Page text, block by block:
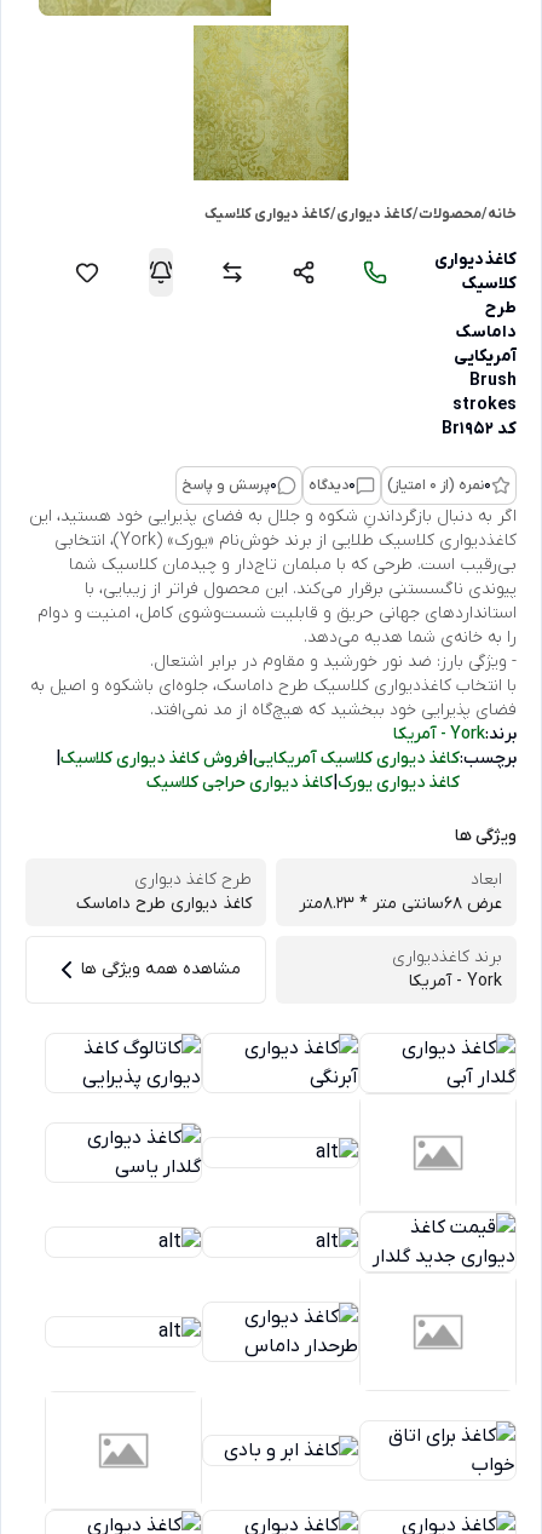
خانه/محصولات/کاغذ دیواری/کاغذ دیواری کلاسیک
کاغذدیواری
کلاسیک
طرح
داماسک
آمریکایی
Brush
strokes
کد Br1952
0نمره (از 0 امتیاز) 0دیدگاه 0پرسش و پاسخ
اگر به دنبال بازگرداندنِ شکوه و جلال به فضای پذیرایی خود هستید، این
کاغذدیواری کلاسیک طلایی از برند خوش‌نام «یورک» (York)، انتخابی
بی‌رقیب است. طرحی که با مبلمان تاج‌دار و چیدمان کلاسیک شما
پیوندی ناگسستنی برقرار می‌کند. این محصول فراتر از زیبایی، با
استانداردهای جهانی حریق و قابلیت شست‌وشوی کامل، امنیت و دوام
را به خانه‌ی شما هدیه می‌دهد.
- ویژگی بارز: ضد نور خورشید و مقاوم در برابر اشتعال.
با انتخاب کاغذدیواری کلاسیک طرح داماسک، جلوه‌ای باشکوه و اصیل به
فضای پذیرایی خود ببخشید که هیچ‌گاه از مد نمی‌افتد.
برند:York - آمریکا
برچسب:کاغذ دیواری کلاسیک آمریکایی فروش کاغذ دیواری کلاسیک
کاغذ دیواری یورک کاغذ دیواری حراجی کلاسیک
ویژگی ها
ابعاد
عرض 68سانتی متر * 8.23متر
طرح کاغذ دیواری
کاغذ دیواری طرح داماسک
برند کاغذدیواری
York - آمریکا
مشاهده همه ویژگی ها